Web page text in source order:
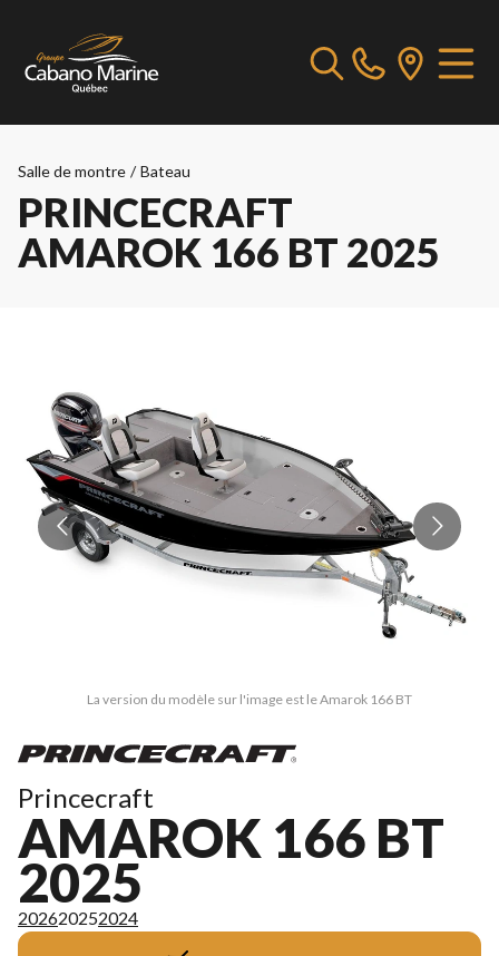
Salle de montre / Bateau
PRINCECRAFT
AMAROK 166 BT 2025
La version du modèle sur l'image est le Amarok 166 BT
Princecraft
AMAROK 166 BT
2025
202620252024